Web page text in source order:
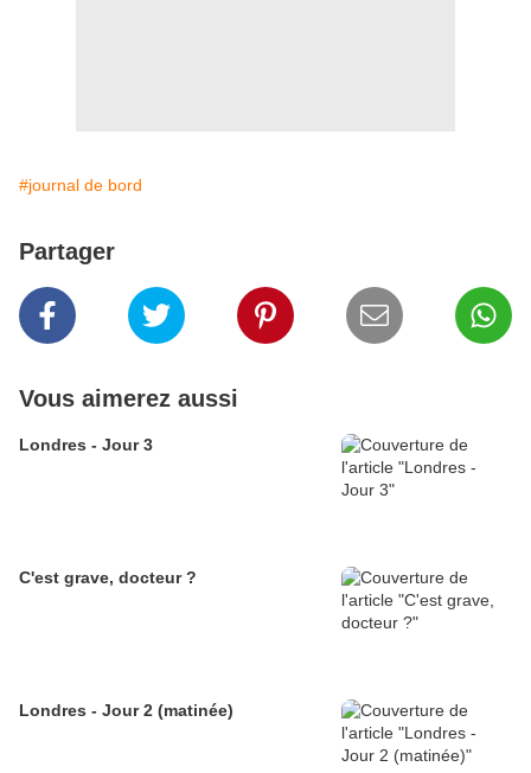
#journal de bord
Partager
Vous aimerez aussi
Londres - Jour 3
C'est grave, docteur ?
Londres - Jour 2 (matinée)